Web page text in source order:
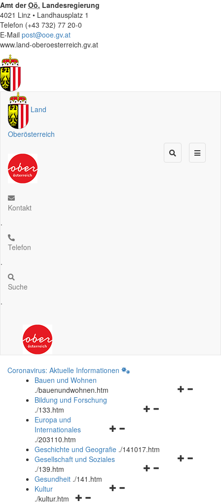
Amt derOö. Landesregierung
4021 Linz • Landhausplatz 1
Telefon (+43 732) 77 20-0
E-Mail post@ooe.gv.at
www.land-oberoesterreich.gv.at
Land
Oberösterreich
Kontakt
.
Telefon
.
Suche
.
Coronavirus: Aktuelle Informationen
Bauen und Wohnen
./bauenundwohnen.htm
Navigationsmenü
Bildung und Forschung
./133.htm
Navigationsmenü
und
schließen
Europa und
Internationales
./203110.htm
Geschichte und Geografie ./141017.htm
Navigationsmenü
Gesellschaft und Soziales
./139.htm
Navigationsmenü
Gesundheit ./141.htm
Navigationsmenü
Kultur
./kultur.htm